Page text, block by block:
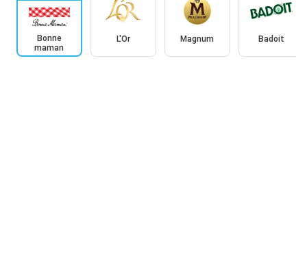
Bonne
maman
L'Or Magnum Badoit